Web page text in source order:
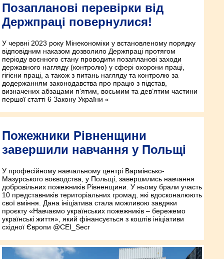
Позапланові перевірки від
Держпраці повернулися!
У червні 2023 року Мінекономіки у встановленому порядку
відповідним наказом дозволило Держпраці протягом
періоду воєнного стану проводити позапланові заходи
державного нагляду (контролю) у сфері охорони праці,
гігієни праці, а також з питань нагляду та контролю за
додержанням законодавства про працю з підстав,
визначених абзацами п’ятим, восьмим та дев’ятим частини
першої статті 6 Закону України «
Пожежники Рівненщини
завершили навчання у Польщі
У професійному навчальному центрі Вармінсько-
Мазурського воєводства, у Польщі, завершились навчання
добровільних пожежників Рівненщини. У ньому брали участь
10 представників територіальних громад, які вдосконалюють
свої вміння. Дана ініціатива стала можливою завдяки
проєкту «Навчаємо українських пожежників – бережемо
українські життя», який фінансується з коштів ініціативи
східної Європи @CEI_Secr